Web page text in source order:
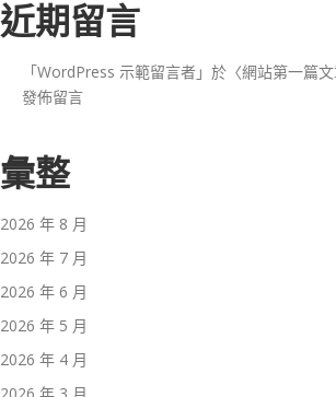
近期留言
「WordPress 示範留言者 」於〈網站第一篇
發佈留言
彙整
2026 年 8 月
2026 年 7 月
2026 年 6 月
2026 年 5 月
2026 年 4 月